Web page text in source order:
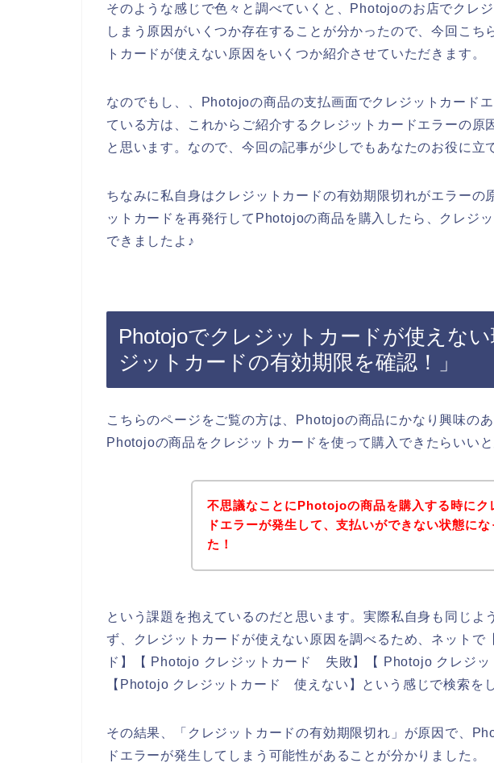
そのような感じで色々と調べていくと、Photojoのお店でクレ
しまう原因がいくつか存在することが分かったので、今回こち
トカードが使えない原因をいくつか紹介させていただきます。
なのでもし、、Photojoの商品の支払画面でクレジットカード
ている方は、これからご紹介するクレジットカードエラーの原
と思います。なので、今回の記事が少しでもあなたのお役に立
ちなみに私自身はクレジットカードの有効期限切れがエラーの
ットカードを再発行してPhotojoの商品を購入したら、クレジ
できましたよ♪
Photojoでクレジットカードが使えな
ジットカードの有効期限を確認！」
こちらのページをご覧の方は、Photojoの商品にかなり興味のあ
Photojoの商品をクレジットカードを使って購入できたらいい
不思議なことにPhotojoの商品を購入する時にク
ドエラーが発生して、支払いができない状態にな
た！
という課題を抱えているのだと思います。実際私自身も同じよ
ず、クレジットカードが使えない原因を調べるため、ネットで
ド】【 Photojo クレジットカード 失敗】【 Photojo クレジ
【Photojo クレジットカード 使えない】という感じで検索を
その結果、「クレジットカードの有効期限切れ」が原因で、
ドエラーが発生してしまう可能性があることが分かりました。